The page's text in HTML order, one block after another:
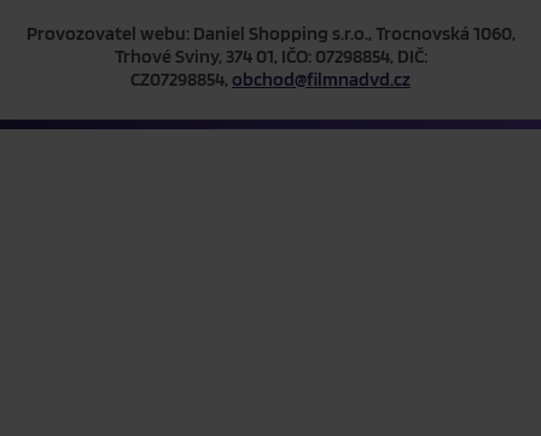
Provozovatel webu: Daniel Shopping s.r.o., Trocnovská 1060,
Trhové Sviny, 374 01, IČO: 07298854, DIČ:
CZ07298854, obchod@filmnadvd.cz